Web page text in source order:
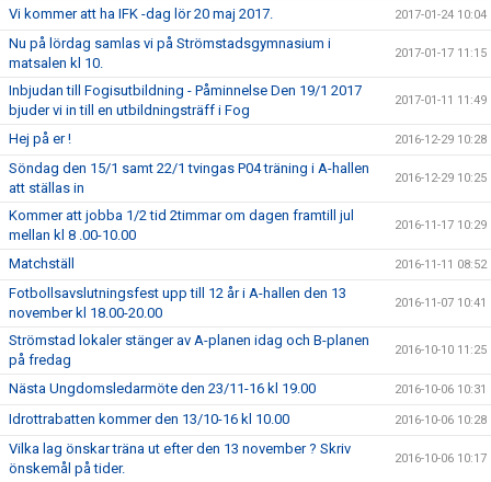
Vi kommer att ha IFK -dag lör 20 maj 2017. 2017-01-24 10:04
Nu på lördag samlas vi på Strömstadsgymnasium i
matsalen kl 10.
2017-01-17 11:15
Inbjudan till Fogisutbildning - Påminnelse Den 19/1 2017
bjuder vi in till en utbildningsträff i Fog
2017-01-11 11:49
Hej på er ! 2016-12-29 10:28
Söndag den 15/1 samt 22/1 tvingas P04 träning i A-hallen
att ställas in
2016-12-29 10:25
Kommer att jobba 1/2 tid 2timmar om dagen framtill jul
mellan kl 8 .00-10.00
2016-11-17 10:29
Matchställ 2016-11-11 08:52
Fotbollsavslutningsfest upp till 12 år i A-hallen den 13
november kl 18.00-20.00
2016-11-07 10:41
Strömstad lokaler stänger av A-planen idag och B-planen
på fredag
2016-10-10 11:25
Nästa Ungdomsledarmöte den 23/11-16 kl 19.00 2016-10-06 10:31
Idrottrabatten kommer den 13/10-16 kl 10.00 2016-10-06 10:28
Vilka lag önskar träna ut efter den 13 november ? Skriv
önskemål på tider.
2016-10-06 10:17